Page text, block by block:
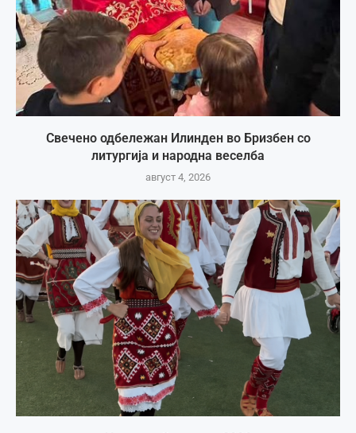
Свечено одбележан Илинден во Бризбен со
литургија и народна веселба
август 4, 2026